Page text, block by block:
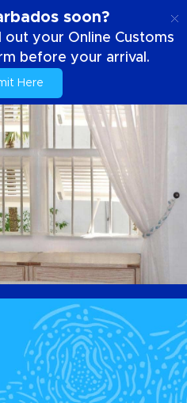
soon?
out your Online Customs
before your arrival.
Here